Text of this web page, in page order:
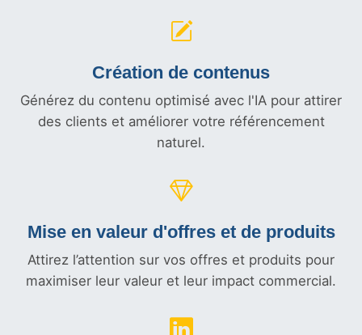
Création de contenus
Générez du contenu optimisé avec l'IA pour attirer
des clients et améliorer votre référencement
naturel.
Mise en valeur d'offres et de produits
Attirez l’attention sur vos offres et produits pour
maximiser leur valeur et leur impact commercial.